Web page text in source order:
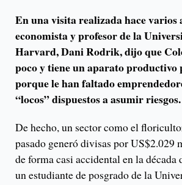
En una visita realizada hace varios
economista y profesor de la
Harvard, Dani Rodrik, dijo que
poco y tiene un aparato productivo
porque le han faltado
“locos” dispuestos a asumir riesgos.
De hecho, un sector como el
pasado generó divisas por US$2.029
de forma casi accidental en la década
un estudiante de posgrado de la